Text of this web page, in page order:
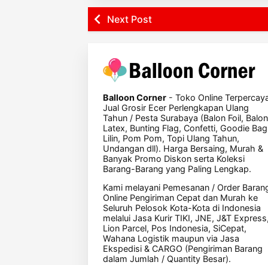
Next Post
Balloon Corner - Toko Online
Jual Grosir Ecer Perlengkapan Ulang
Tahun / Pesta Surabaya (Balon Foil, Balon
Latex, Bunting Flag, Confetti, Goodie
Lilin, Pom Pom, Topi Ulang Tahun,
Undangan dll). Harga Bersaing, Murah &
Banyak Promo Diskon serta Koleksi
Barang-Barang yang Paling Lengkap.
Kami melayani Pemesanan / Order
Online Pengiriman Cepat dan Murah ke
Seluruh Pelosok Kota-Kota di Indonesia
melalui Jasa Kurir TIKI, JNE, J&T
Lion Parcel, Pos Indonesia, SiCepat,
Wahana Logistik maupun via Jasa
Ekspedisi & CARGO (Pengiriman Barang
dalam Jumlah / Quantity Besar).